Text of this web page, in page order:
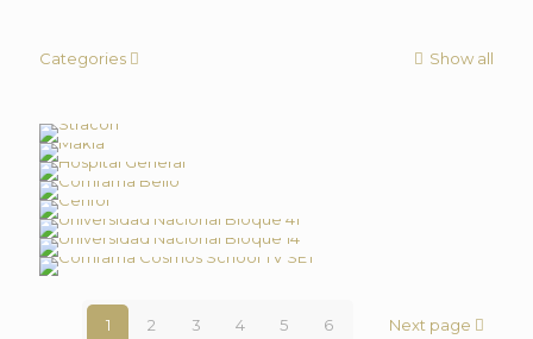
Categories Show all
1 2 3 4 5 6 Next page